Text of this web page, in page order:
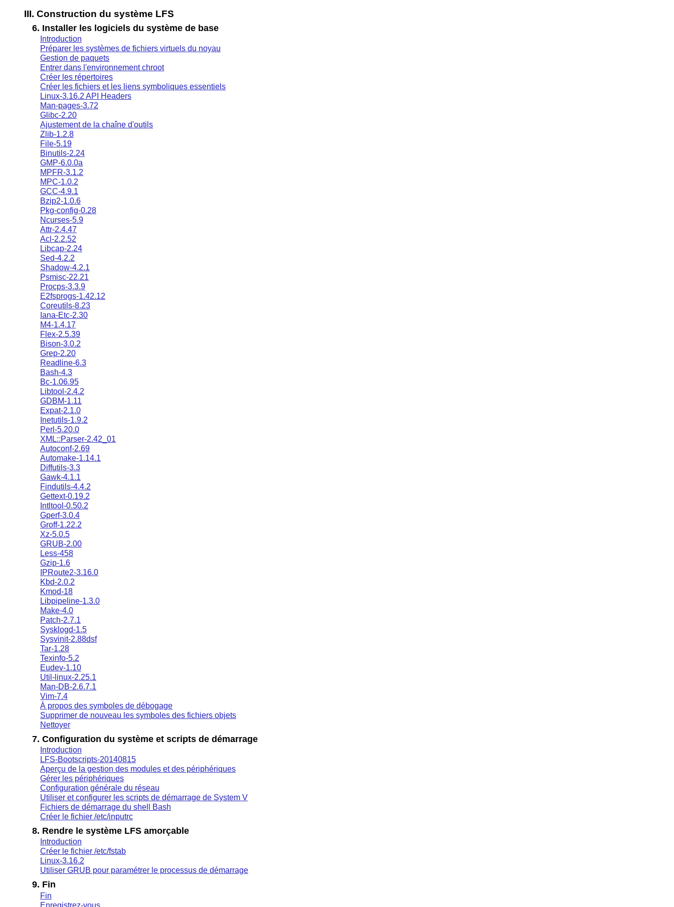
III. Construction du système LFS
6. Installer les logiciels du système de base
Introduction
Préparer les systèmes de fichiers virtuels du noyau
Gestion de paquets
Entrer dans l'environnement chroot
Créer les répertoires
Créer les fichiers et les liens symboliques essentiels
Linux-3.16.2 API Headers
Man-pages-3.72
Glibc-2.20
Ajustement de la chaîne d'outils
Zlib-1.2.8
File-5.19
Binutils-2.24
GMP-6.0.0a
MPFR-3.1.2
MPC-1.0.2
GCC-4.9.1
Bzip2-1.0.6
Pkg-config-0.28
Ncurses-5.9
Attr-2.4.47
Acl-2.2.52
Libcap-2.24
Sed-4.2.2
Shadow-4.2.1
Psmisc-22.21
Procps-3.3.9
E2fsprogs-1.42.12
Coreutils-8.23
Iana-Etc-2.30
M4-1.4.17
Flex-2.5.39
Bison-3.0.2
Grep-2.20
Readline-6.3
Bash-4.3
Bc-1.06.95
Libtool-2.4.2
GDBM-1.11
Expat-2.1.0
Inetutils-1.9.2
Perl-5.20.0
XML::Parser-2.42_01
Autoconf-2.69
Automake-1.14.1
Diffutils-3.3
Gawk-4.1.1
Findutils-4.4.2
Gettext-0.19.2
Intltool-0.50.2
Gperf-3.0.4
Groff-1.22.2
Xz-5.0.5
GRUB-2.00
Less-458
Gzip-1.6
IPRoute2-3.16.0
Kbd-2.0.2
Kmod-18
Libpipeline-1.3.0
Make-4.0
Patch-2.7.1
Sysklogd-1.5
Sysvinit-2.88dsf
Tar-1.28
Texinfo-5.2
Eudev-1.10
Util-linux-2.25.1
Man-DB-2.6.7.1
Vim-7.4
À propos des symboles de débogage
Supprimer de nouveau les symboles des fichiers objets
Nettoyer
7. Configuration du système et scripts de démarrage
Introduction
LFS-Bootscripts-20140815
Aperçu de la gestion des modules et des périphériques
Gérer les périphériques
Configuration générale du réseau
Utiliser et configurer les scripts de démarrage de System V
Fichiers de démarrage du shell Bash
Créer le fichier /etc/inputrc
8. Rendre le système LFS amorçable
Introduction
Créer le fichier /etc/fstab
Linux-3.16.2
Utiliser GRUB pour paramétrer le processus de démarrage
9. Fin
Fin
Enregistrez-vous